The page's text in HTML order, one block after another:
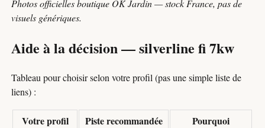
Photos officielles boutique OK Jardin — stock France, pas de
visuels génériques.
Aide à la décision — silverline fi 7kw
Tableau pour choisir selon votre profil (pas une simple liste de
liens) :
Votre profil Piste recommandée Pourquoi